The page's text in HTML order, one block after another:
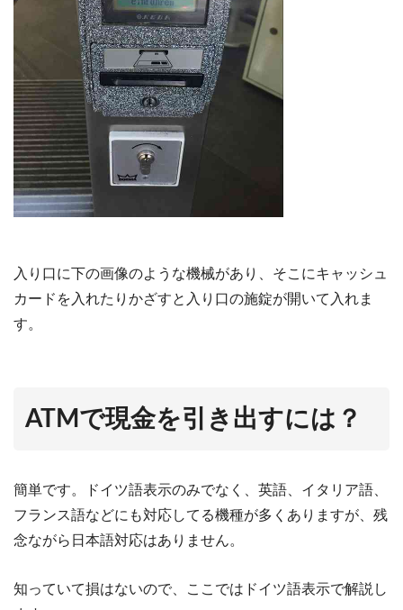
入り口に下の画像のような機械があり、そこにキャッシュ
カードを入れたりかざすと入り口の施錠が開いて入れま
す。
ATMで現金を引き出すには？
簡単です。ドイツ語表示のみでなく、英語、イタリア語、
フランス語などにも対応してる機種が多くありますが、残
念ながら日本語対応はありません。
知っていて損はないので、ここではドイツ語表示で解説し